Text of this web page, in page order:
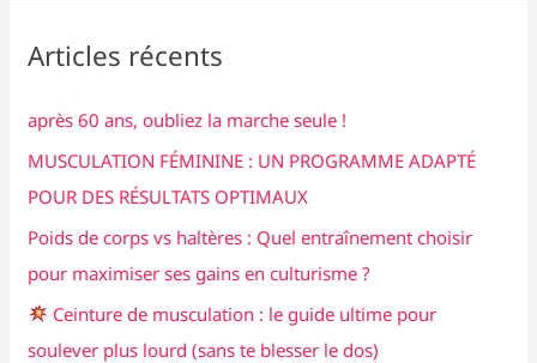
r
:
Articles récents
après 60 ans, oubliez la marche seule !
MUSCULATION FÉMININE : UN PROGRAMME ADAPTÉ
POUR DES RÉSULTATS OPTIMAUX
Poids de corps vs haltères : Quel entraînement choisir
pour maximiser ses gains en culturisme ?
Ceinture de musculation : le guide ultime pour
soulever plus lourd (sans te blesser le dos)